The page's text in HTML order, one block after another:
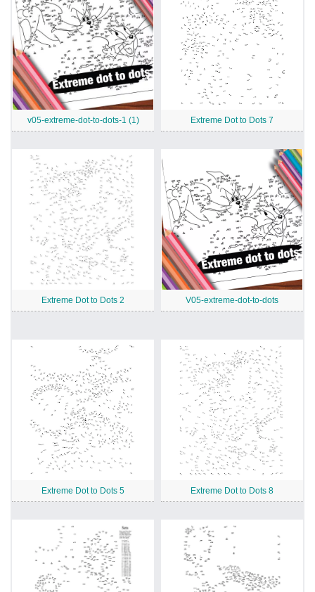
v05-extreme-dot-to-dots-1 (1) Extreme Dot to Dots 7
Extreme Dot to Dots 2 V05-extreme-dot-to-dots
Extreme Dot to Dots 5 Extreme Dot to Dots 8